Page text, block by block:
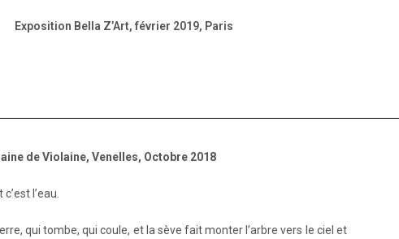
Exposition Bella Z’Art, février 2019, Paris
de Violaine, Venelles, Octobre 2018
l’eau.
qui tombe, qui coule, et la sève fait monter l’arbre vers le ciel et